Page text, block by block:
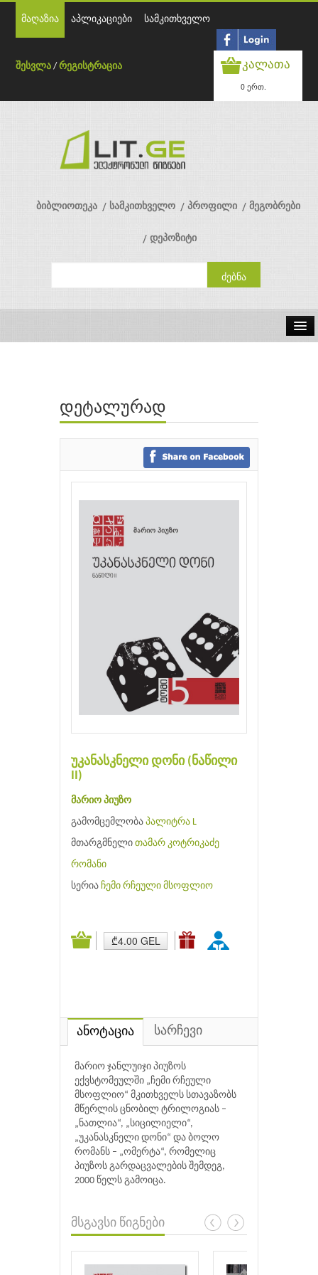
მაღაზია აპლიკაციები სამკითხველო
შესვლა /რეგისტრაცია კალათა
0 ერთ.
ბიბლიოთეკა სამკითხველო პროფილი მეგობრები
დეპოზიტი
ავტორები
გამომცემლობები
დეტალურად
უკანასკნელი დონი (ნაწილი
II)
მარიო პიუზო
გამომცემლობა პალიტრა L
მთარგმნელი თამარ კოტრიკაძე
რომანი
სერია ჩემი რჩეული მსოფლიო
₾4.00 GEL
ანოტაცია სარჩევი
მარიო ჯანლუიჯი პიუზოს
ექვსტომეულში „ჩემი რჩეული
მსოფლიო“ მკითხველს სთავაზობს
მწერლის ცნობილ ტრილოგიას –
„ნათლია“, „სიცილიელი“,
„უკანასკნელი დონი“ და ბოლო
რომანს – „ომერტა“, რომელიც
პიუზოს გარდაცვალების შემდეგ,
2000 წელს გამოიცა.
მსგავსი წიგნები